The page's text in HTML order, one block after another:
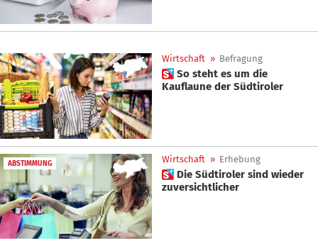
Wirtschaft » Befragung
 So steht es um die
Kauflaune der Südtiroler
ABSTIMMUNG Wirtschaft » Erhebung
 Die Südtiroler sind wieder
zuversichtlicher